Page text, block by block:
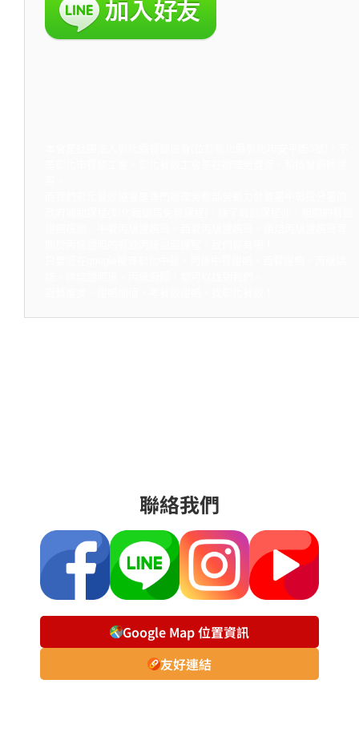
聯絡我們
Google Map 位置資訊
友好連結